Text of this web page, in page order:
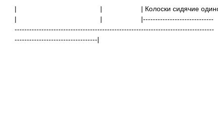
| |
| Колоски
|
|
|-----------------------------
----------------------------------------------------------------------------------
----------------------------------|